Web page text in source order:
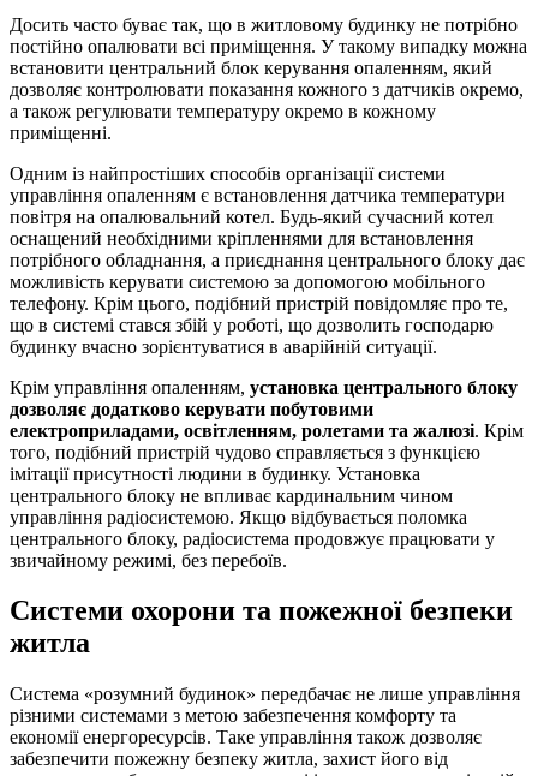
Досить часто буває так, що в житловому будинку не потрібно
постійно опалювати всі приміщення. У такому випадку можна
встановити центральний блок керування опаленням, який
дозволяє контролювати показання кожного з датчиків окремо,
а також регулювати температуру окремо в кожному
приміщенні.
Одним із найпростіших способів організації системи
управління опаленням є встановлення датчика температури
повітря на опалювальний котел. Будь-який сучасний котел
оснащений необхідними кріпленнями для встановлення
потрібного обладнання, а приєднання центрального блоку дає
можливість керувати системою за допомогою мобільного
телефону. Крім цього, подібний пристрій повідомляє про те,
що в системі стався збій у роботі, що дозволить господарю
будинку вчасно зорієнтуватися в аварійній ситуації.
Крім управління опаленням, установка центрального блоку
дозволяє додатково керувати побутовими
електроприладами, освітленням, ролетами та жалюзі. Крім
того, подібний пристрій чудово справляється з функцією
імітації присутності людини в будинку. Установка
центрального блоку не впливає кардинальним чином
управління радіосистемою. Якщо відбувається поломка
центрального блоку, радіосистема продовжує працювати у
звичайному режимі, без перебоїв.
Системи охорони та пожежної безпеки
житла
Система «розумний будинок» передбачає не лише управління
різними системами з метою забезпечення комфорту та
економії енергоресурсів. Таке управління також дозволяє
забезпечити пожежну безпеку житла, захист його від